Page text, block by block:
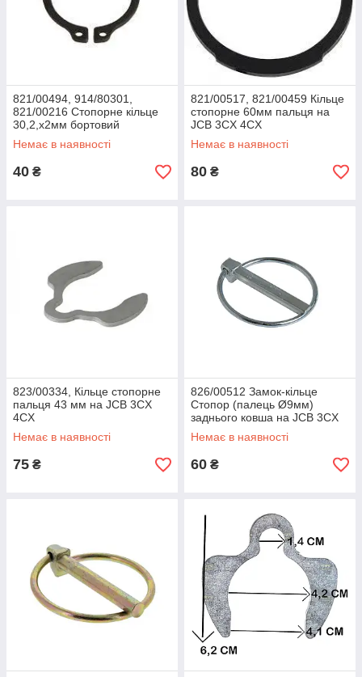
821/00494, 914/80301,
821/00216 Стопорне кільце
30,2,х2мм бортовий
редуктора на JCB 3CX 4CX
Немає в наявності
40 ₴
821/00517, 821/00459 Кільце
стопорне 60мм пальця на
JCB 3CX 4CX
Немає в наявності
80 ₴
823/00334, Кільце стопорне
пальця 43 мм на JCB 3CX
4CX
Немає в наявності
75 ₴
826/00512 Замок-кільце
Стопор (палець Ø9мм)
заднього ковша на JCB 3CX
4CX
Немає в наявності
60 ₴